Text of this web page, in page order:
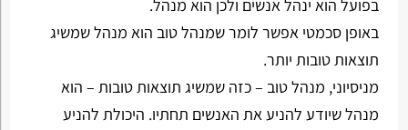
בפועל הוא ינהל אנשים ולכן הוא מנהל.
באופן סכמטי אפשר לומר שמנהל טוב הוא מנהל שמשיג
תוצאות טובות יותר.
מניסיוני, מנהל טוב – כזה שמשיג תוצאות טובות – הוא
מנהל שיודע להניע את האנשים תחתיו. היכולת להניע